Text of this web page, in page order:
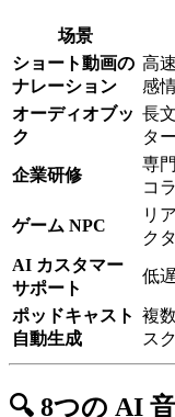
场景
ショート動画の
ナレーション
高
感
オーディオブッ
ク
長
タ
企業研修
専
コ
ゲーム NPC
リ
ク
AI カスタマー
サポート
低
ポッドキャスト
自動生成
複
ス
🔍 8つの AI